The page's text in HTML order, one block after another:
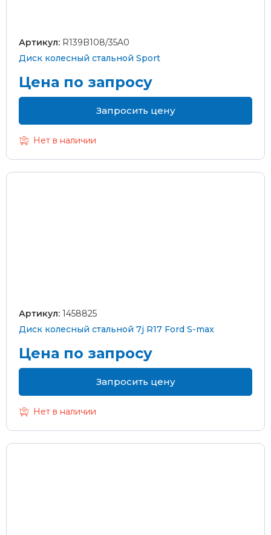
Артикул: R139B108/35A0
Диск колесный стальной Sport
Цена по запросу
Запросить цену
Нет в наличии
Артикул: 1458825
Диск колесный стальной 7j R17 Ford S-max
Цена по запросу
Запросить цену
Нет в наличии